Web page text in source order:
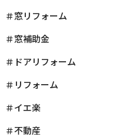
＃窓リフォーム
＃窓補助金
＃ドアリフォーム
＃リフォーム
＃イエ楽
＃不動産